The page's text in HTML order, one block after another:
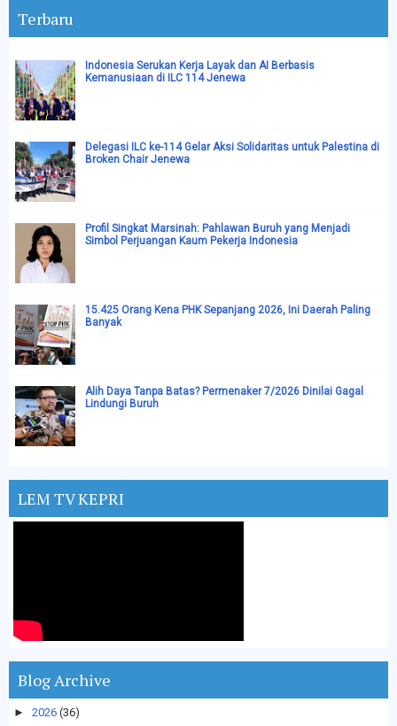
Terbaru
Indonesia Serukan Kerja Layak dan AI Berbasis
Kemanusiaan di ILC 114 Jenewa
Delegasi ILC ke-114 Gelar Aksi Solidaritas untuk Palestina di
Broken Chair Jenewa
Profil Singkat Marsinah: Pahlawan Buruh yang Menjadi
Simbol Perjuangan Kaum Pekerja Indonesia
15.425 Orang Kena PHK Sepanjang 2026, Ini Daerah Paling
Banyak
Alih Daya Tanpa Batas? Permenaker 7/2026 Dinilai Gagal
Lindungi Buruh
LEM TV KEPRI
Blog Archive
► 2026 (36)